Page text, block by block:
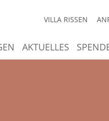
VILLA RISSEN
AKTUELLES